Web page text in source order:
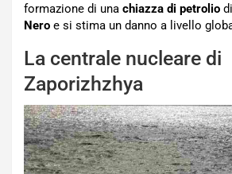
formazione di una chiazza di petrolio
Nero e si stima un danno a livello
La centrale nucleare di
Zaporizhzhya